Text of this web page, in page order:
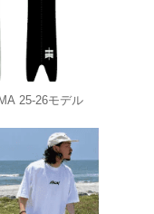
25-26モデル